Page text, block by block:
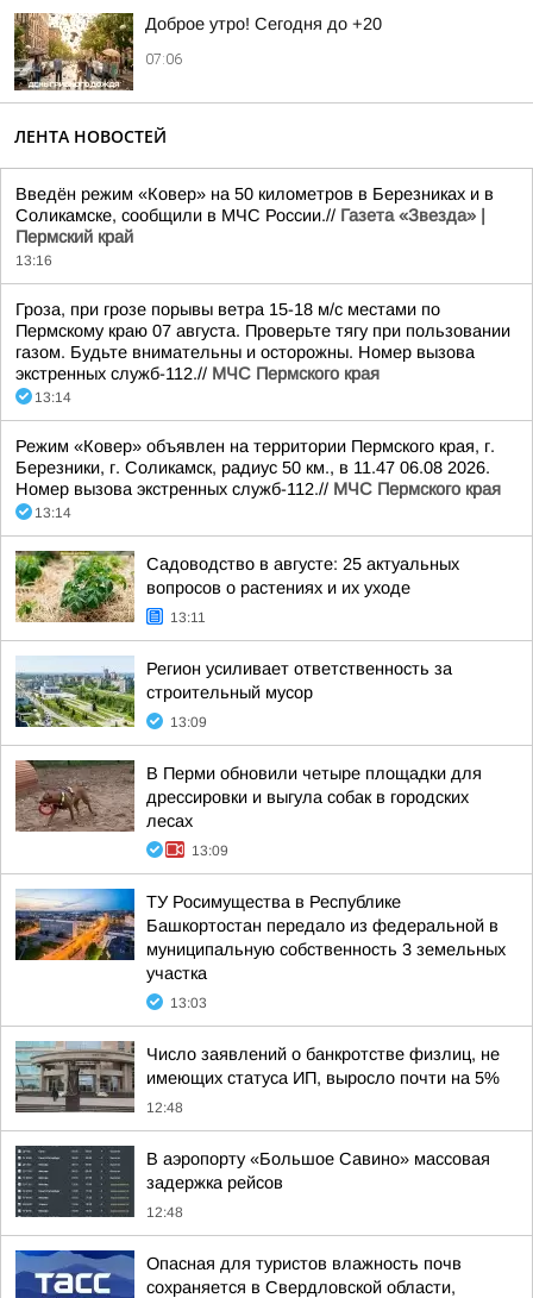
Доброе утро! Сегодня до +20
07:06
ЛЕНТА НОВОСТЕЙ
Введён режим «Ковер» на 50 километров в Березниках и в
Соликамске, сообщили в МЧС России.// Газета «Звезда» |
Пермский край
13:16
Гроза, при грозе порывы ветра 15-18 м/с местами по
Пермскому краю 07 августа. Проверьте тягу при пользовании
газом. Будьте внимательны и осторожны. Номер вызова
экстренных служб-112.// МЧС Пермского края
13:14
Режим «Ковер» объявлен на территории Пермского края, г.
Березники, г. Соликамск, радиус 50 км., в 11.47 06.08 2026.
Номер вызова экстренных служб-112.// МЧС Пермского края
13:14
Садоводство в августе: 25 актуальных
вопросов о растениях и их уходе
13:11
Регион усиливает ответственность за
строительный мусор
13:09
В Перми обновили четыре площадки для
дрессировки и выгула собак в городских
лесах
13:09
ТУ Росимущества в Республике
Башкортостан передало из федеральной в
муниципальную собственность 3 земельных
участка
13:03
Число заявлений о банкротстве физлиц, не
имеющих статуса ИП, выросло почти на 5%
12:48
В аэропорту «Большое Савино» массовая
задержка рейсов
12:48
Опасная для туристов влажность почв
сохраняется в Свердловской области,